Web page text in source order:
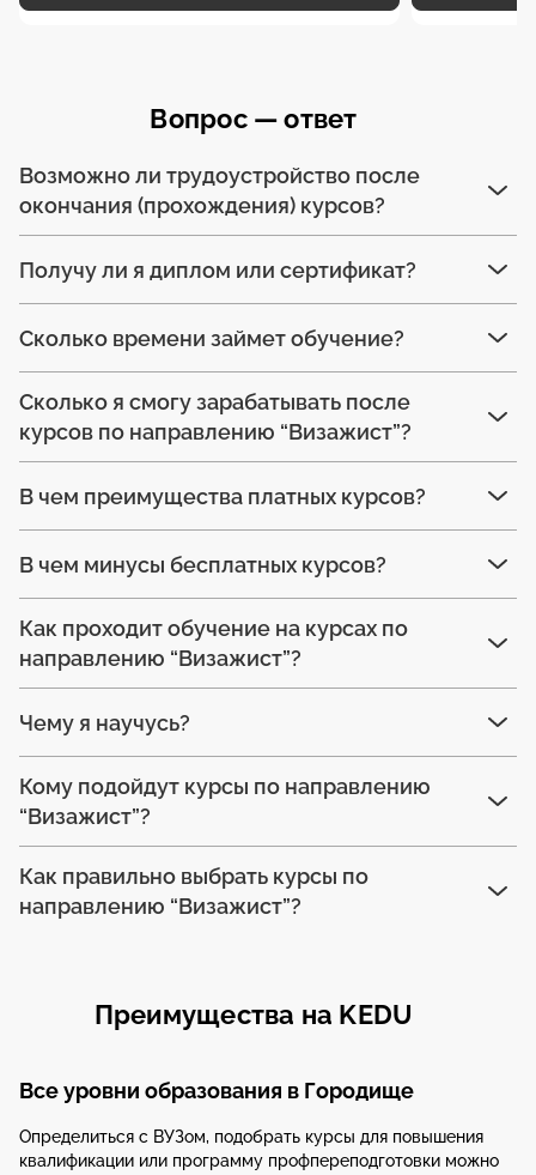
Вопрос — ответ
Возможно ли трудоустройство после
окончания (прохождения) курсов?
Получу ли я диплом или сертификат?
Сколько времени займет обучение?
Сколько я смогу зарабатывать после
курсов по направлению “Визажист”?
В чем преимущества платных курсов?
В чем минусы бесплатных курсов?
Как проходит обучение на курсах по
направлению “Визажист”?
Чему я научусь?
Кому подойдут курсы по направлению
“Визажист”?
Как правильно выбрать курсы по
направлению “Визажист”?
Преимущества на KEDU
Все уровни образования в Городище
Определиться с ВУЗом, подобрать курсы для повышения
квалификации или программу профпереподготовки можно